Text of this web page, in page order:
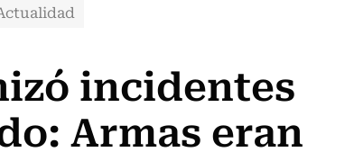
incidentes
Armas eran